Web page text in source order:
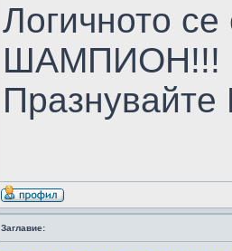
Логичното
ШАМПИОН!!!
Празнувайте
Заглавие: